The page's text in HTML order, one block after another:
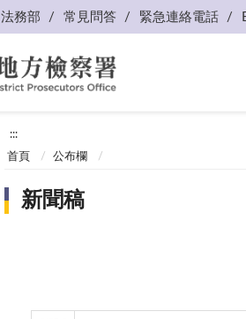
法務部 常見問答 緊急連絡電話
:::
首頁 公布欄
新聞稿